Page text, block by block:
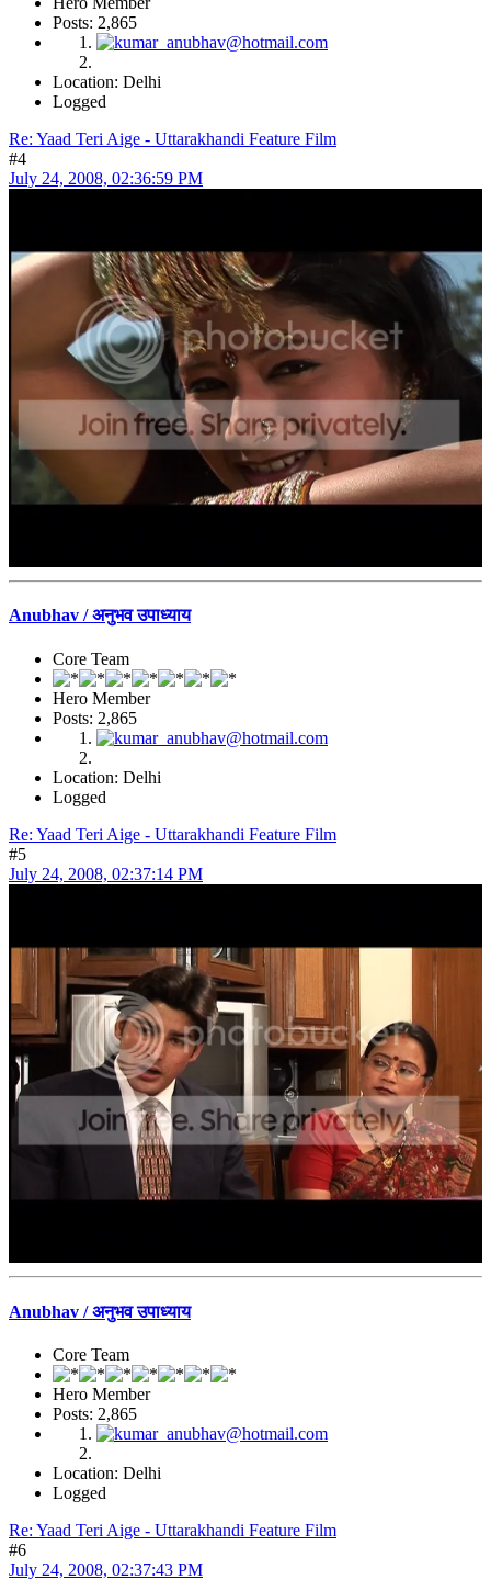
Posts: 2,865
Location: Delhi
Logged
Re: Yaad Teri Aige - Uttarakhandi Feature Film
#4
July 24, 2008, 02:36:59 PM
Anubhav / अनुभव उपाध्याय
Core Team
Hero Member
Posts: 2,865
Location: Delhi
Logged
Re: Yaad Teri Aige - Uttarakhandi Feature Film
#5
July 24, 2008, 02:37:14 PM
Anubhav / अनुभव उपाध्याय
Core Team
Hero Member
Posts: 2,865
Location: Delhi
Logged
Re: Yaad Teri Aige - Uttarakhandi Feature Film
#6
July 24, 2008, 02:37:43 PM